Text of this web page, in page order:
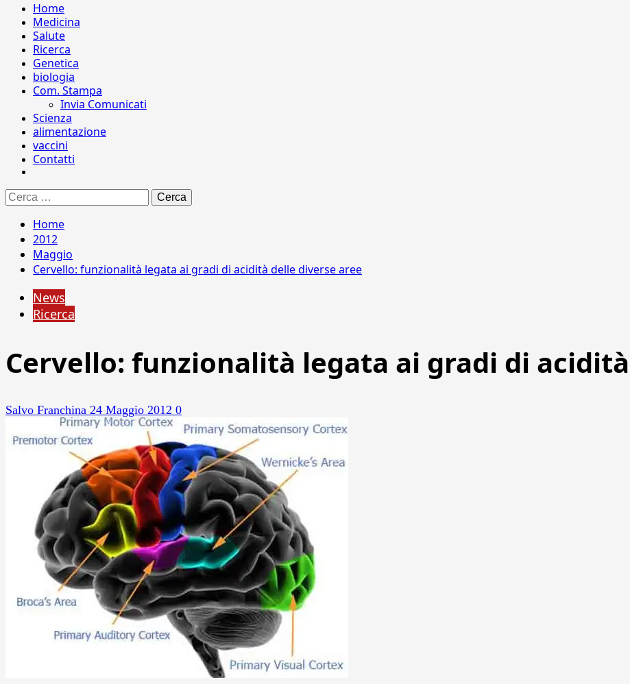
Home
Medicina
Salute
Ricerca
Genetica
biologia
Com. Stampa
Invia Comunicati
Scienza
alimentazione
vaccini
Contatti
Ricerca
per:
Home
2012
Maggio
Cervello: funzionalità legata ai gradi di acidità delle diverse aree
News
Ricerca
Cervello: funzionalità legata ai gradi di
Salvo Franchina 24 Maggio 2012 0